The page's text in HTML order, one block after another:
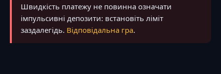
Швидкість платежу не повинна означати
імпульсивні депозити: встановіть ліміт
заздалегідь. Відповідальна гра.